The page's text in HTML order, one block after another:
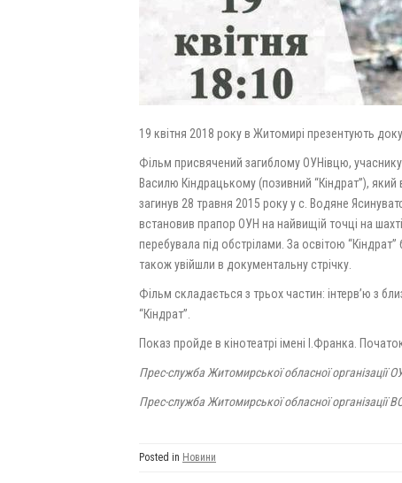
19 квітня 2018 року в Житомирі презентують
Фільм присвячений загиблому ОУНівцю,
Василю Кіндрацькому (позивний “Кіндрат”),
загинув 28 травня 2015 року у с. Водяне
встановив прапор ОУН на найвищій точці на
перебувала під обстрілами. За освітою “Кіндрат”
також увійшли в документальну стрічку.
Фільм складається з трьох частин: інтерв’ю з
“Кіндрат”.
Показ пройде в кінотеатрі імені І.Франка.
Прес-служба Житомирської обласної організації
Прес-служба Житомирської обласної організації
Posted in Новини